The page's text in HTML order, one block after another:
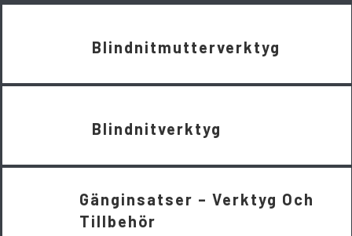
Blindnitmutterverktyg
Blindnitverktyg
Gänginsatser – Verktyg Och
Tillbehör